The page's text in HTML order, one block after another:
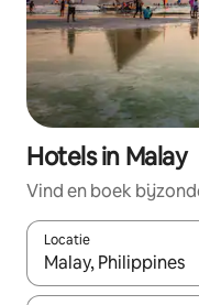
Hotels in Malay
Vind en boek
Locatie
Wanneer er